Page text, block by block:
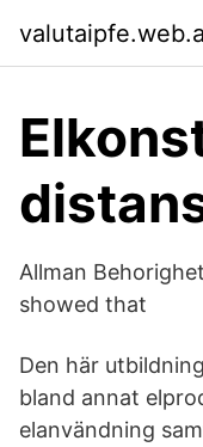
Allman
showed that
Den här
bland annat
elanvändning